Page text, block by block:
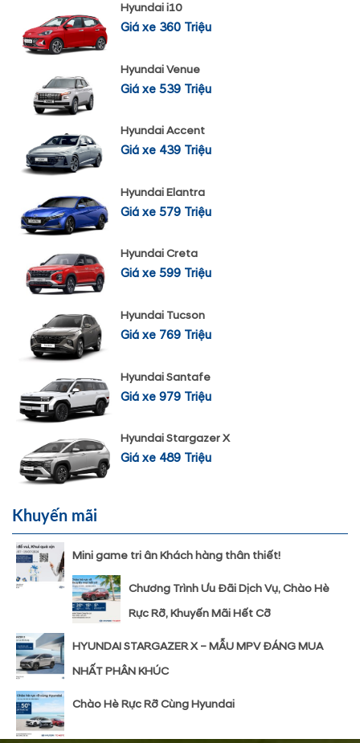
Hyundai i10
Giá xe 360 Triệu
Hyundai Venue
Giá xe 539 Triệu
Hyundai Accent
Giá xe 439 Triệu
Hyundai Elantra
Giá xe 579 Triệu
Hyundai Creta
Giá xe 599 Triệu
Hyundai Tucson
Giá xe 769 Triệu
Hyundai Santafe
Giá xe 979 Triệu
Hyundai Stargazer X
Giá xe 489 Triệu
Khuyến mãi
Mini game tri ân Khách hàng thân thiết!
Chương Trình Ưu Đãi Dịch Vụ, Chào Hè
Rực Rỡ, Khuyến Mãi Hết Cỡ
HYUNDAI STARGAZER X – MẪU MPV ĐÁNG MUA
NHẤT PHÂN KHÚC
Chào Hè Rực Rỡ Cùng Hyundai